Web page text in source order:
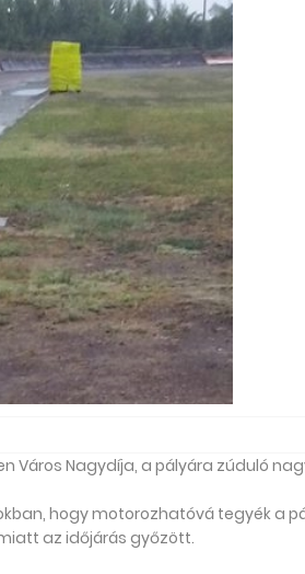
Város Nagydíja, a pályára zúduló
hogy motorozhatóvá tegyék a
az időjárás győzött.